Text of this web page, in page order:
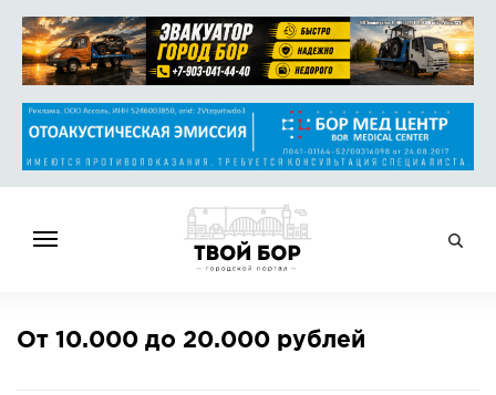
НОВОСТИ
От 10.000 до 20.000 рублей